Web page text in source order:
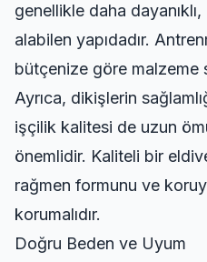
genellikle daha
alabilen yapıdadır.
bütçenize göre malzeme
Ayrıca, dikişlerin
işçilik kalitesi de uzun
önemlidir. Kaliteli bir
rağmen formunu ve
korumalıdır.
Doğru Beden ve Uyum